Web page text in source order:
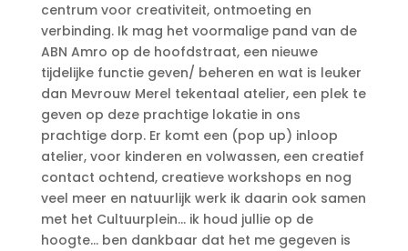
centrum voor creativiteit, ontmoeting en
verbinding. Ik mag het voormalige pand van de
ABN Amro op de hoofdstraat, een nieuwe
tijdelijke functie geven/ beheren en wat is leuker
dan Mevrouw Merel tekentaal atelier, een plek te
geven op deze prachtige lokatie in ons
prachtige dorp. Er komt een (pop up) inloop
atelier, voor kinderen en volwassen, een creatief
contact ochtend, creatieve workshops en nog
veel meer en natuurlijk werk ik daarin ook samen
met het Cultuurplein… ik houd jullie op de
hoogte… ben dankbaar dat het me gegeven is